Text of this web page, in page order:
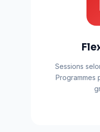
Sessions
Programmes